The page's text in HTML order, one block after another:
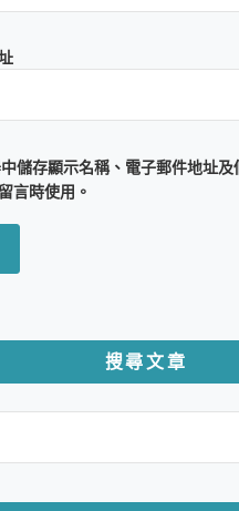
中儲存顯示名稱、電子郵件地址
言時使用。
搜尋文章